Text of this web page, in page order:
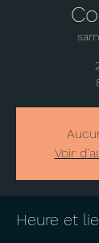
Voir
Heure et